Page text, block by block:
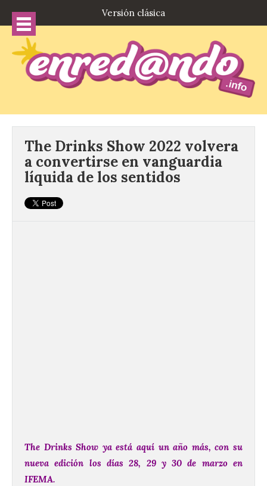
Versión clásica
The Drinks Show 2022 volvera
a convertirse en vanguardia
líquida de los sentidos
The Drinks Show ya está aquí un año más, con su
nueva edición los días 28, 29 y 30 de marzo en
IFEMA.